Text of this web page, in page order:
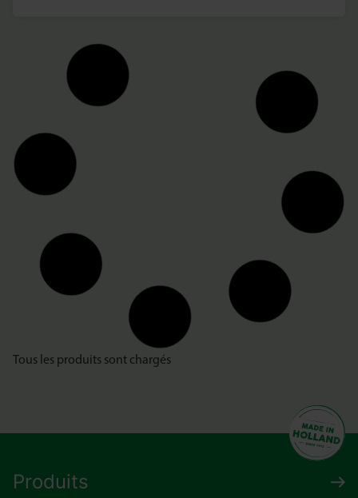
Tous les produits sont chargés
Produits